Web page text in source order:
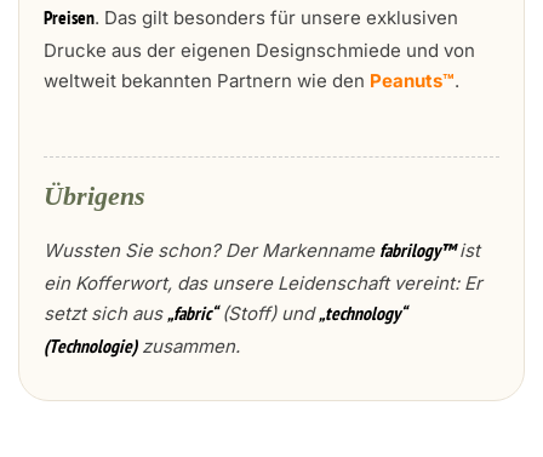
Preisen. Das gilt besonders für unsere exklusiven
Drucke aus der eigenen Designschmiede und von
weltweit bekannten Partnern wie den Peanuts™.
Übrigens
Wussten Sie schon? Der Markenname fabrilogy™ist
ein Kofferwort, das unsere Leidenschaft vereint: Er
setzt sich aus„fabric“(Stoff) und„technology“
(Technologie)zusammen.